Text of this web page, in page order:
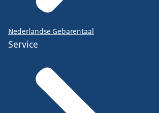
Nederlandse Gebarentaal
Service